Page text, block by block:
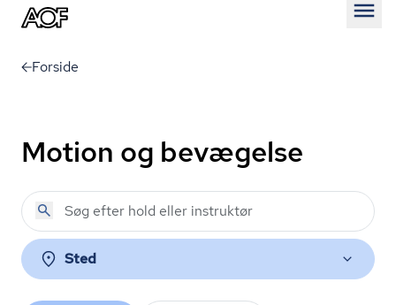
Forside
Motion og bevægelse
Sted